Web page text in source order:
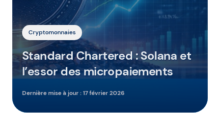
Cryptomonnaies
Standard Chartered : Solana et
l’essor des micropaiements
Dernière mise à jour :17 février 2026